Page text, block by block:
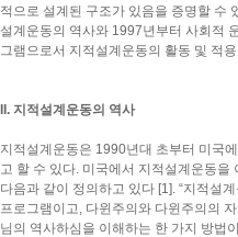
적으로 설계된 구조가 있음을 증명할 수
설계운동의 역사와 1997년부터 사회적
그램으로서 지적설계운동의 활동 및 적
II. 지적설계운동의 역사
지적설계운동은 1990년대 초부터 미국
고 할 수 있다. 미국에서 지적설계운동
다음과 같이 정의하고 있다 [1]. “지적설
프로그램이고, 다윈주의와 다윈주의의
님의 역사하심을 이해하는 한 가지 방법